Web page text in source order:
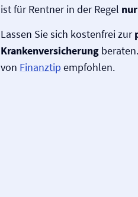
ist für Rentner in der Regel
Lassen Sie sich kostenfrei zur
Kranken­versicherung
von Finanztip empfohlen.